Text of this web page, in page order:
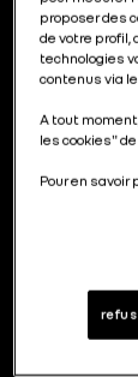
mutation
dans le
Elle
France,
practice"
pour
salariés.
proposer des
de votre profil,
technologies
contenus via
A tout
les cookies"
Pour en savoir